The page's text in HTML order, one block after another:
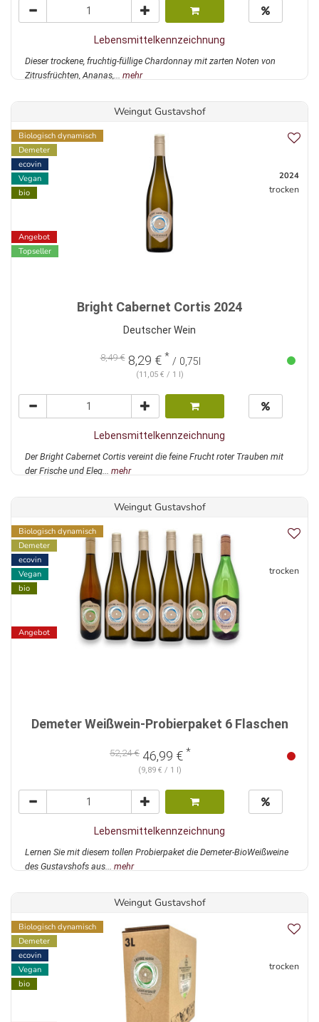
Lebensmittelkennzeichnung
Dieser trockene, fruchtig-füllige Chardonnay mit zarten Noten von
Zitrusfrüchten, Ananas,... mehr
Weingut Gustavshof
Biologisch dynamisch
Demeter
ecovin
Vegan
bio
Angebot
Topseller
2024
trocken
Bright Cabernet Cortis 2024
Deutscher Wein
8,49 €8,29 € * / 0,75l
(11,05 € / 1 l)
Lebensmittelkennzeichnung
Der Bright Cabernet Cortis vereint die feine Frucht roter Trauben mit
der Frische und Eleg... mehr
Weingut Gustavshof
Biologisch dynamisch
Demeter
ecovin
Vegan
bio
Angebot
trocken
Demeter Weißwein-Probierpaket 6 Flaschen
52,24 € 46,99 € *
(9,89 € / 1 l)
Lebensmittelkennzeichnung
Lernen Sie mit diesem tollen Probierpaket die Demeter-BioWeißweine
des Gustavshofs aus... mehr
Weingut Gustavshof
Biologisch dynamisch
Demeter
ecovin
Vegan
bio
trocken